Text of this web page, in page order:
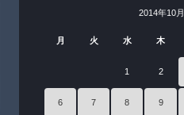
2014年10月
月 火 水 木
1 2
6 7 8 9